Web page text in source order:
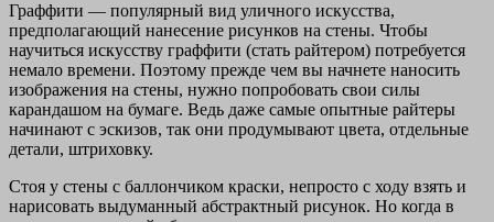
Граффити — популярный вид уличного искусства,
предполагающий нанесение рисунков на стены. Чтобы
научиться искусству граффити (стать райтером) потребуется
немало времени. Поэтому прежде чем вы начнете наносить
изображения на стены, нужно попробовать свои силы
карандашом на бумаге. Ведь даже самые опытные райтеры
начинают с эскизов, так они продумывают цвета, отдельные
детали, штриховку.
Стоя у стены с баллончиком краски, непросто с ходу взять и
нарисовать выдуманный абстрактный рисунок. Но когда в